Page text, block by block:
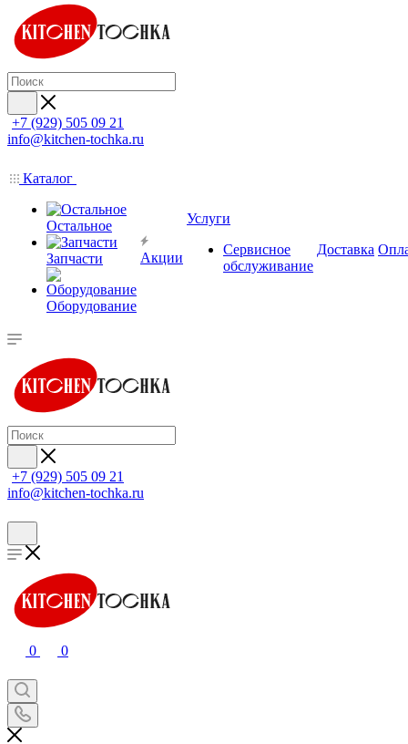
+7 (929) 505 09 21
info@kitchen-tochka.ru
Каталог
Остальное
Запчасти
Оборудование
Акции
Услуги
Сервисное
обслуживание
Доставка
+7 (929) 505 09 21
info@kitchen-tochka.ru
0 0